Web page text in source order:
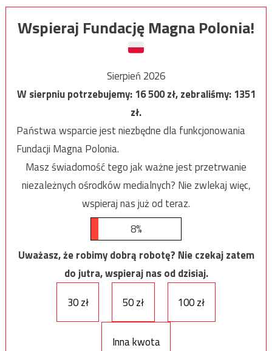
Wspieraj Fundację Magna Polonia!
Sierpień 2026
W sierpniu potrzebujemy:16 500zł, zebraliśmy:1351
zł.
Państwa wsparcie jest niezbędne dla funkcjonowania
Fundacji Magna Polonia.
Masz świadomość tego jak ważne jest przetrwanie
niezależnych ośrodków medialnych? Nie zwlekaj więc,
wspieraj nas już od teraz.
8%
Uważasz, że robimy dobrą robotę? Nie czekaj zatem
do jutra, wspieraj nas od dzisiaj.
30 zł
50 zł 100 zł
Inna kwota